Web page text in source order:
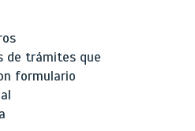
de trámites que
formulario